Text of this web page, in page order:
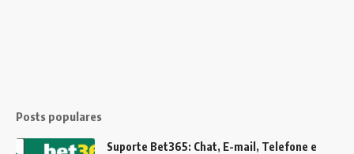
Posts populares
Suporte Bet365: Chat, E-mail, Telefone e